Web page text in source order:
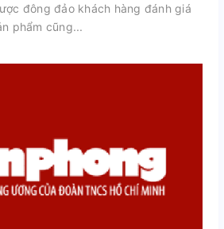
đông đảo khách hàng đánh giá
phẩm cũng...